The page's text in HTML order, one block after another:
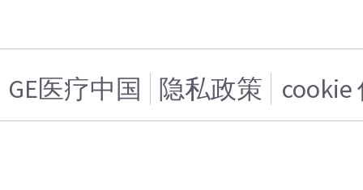
GE医疗中国 隐私政策 cookie